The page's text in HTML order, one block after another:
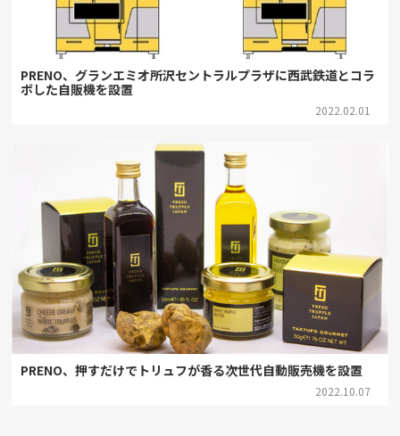
PRENO、グランエミオ所沢セントラルプラザに西武鉄道とコラ
ボした自販機を設置
2022.02.01
PRENO、押すだけでトリュフが香る次世代自動販売機を設置
2022.10.07